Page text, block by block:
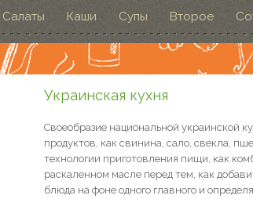
Салаты Каши Супы Второе
Украинская кухня
Своеобразие национальной украинской
продуктов, как свинина, сало, свекла,
технологии приготовления пищи, как
раскаленном масле перед тем, как
блюда на фоне одного главного и